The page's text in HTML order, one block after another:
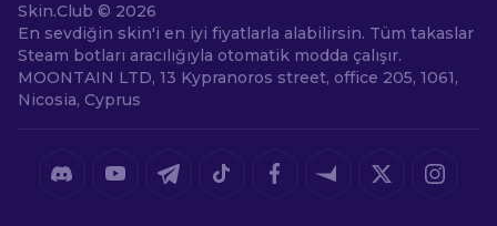
Skin.Club © 2026
En sevdiğin skin'i en iyi fiyatlarla alabilirsin. Tüm takaslar
Steam botları aracılığıyla otomatik modda çalışır.
MOONTAIN LTD, 13 Kypranoros street, office 205, 1061,
Nicosia, Cyprus